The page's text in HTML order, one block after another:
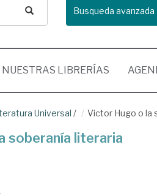
Busqueda avanzada
NUESTRAS LIBRERÍAS
Universal / Victor Hugo o la
soberanía literaria